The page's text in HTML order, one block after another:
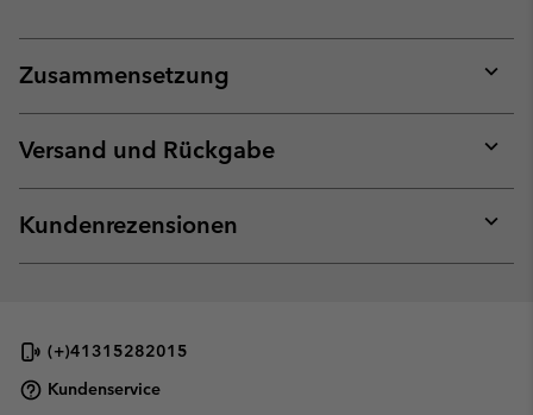
Zusammensetzung
or
Versand und Rückgabe
or
Kundenrezensionen
or
(+)41315282015
Kundenservice